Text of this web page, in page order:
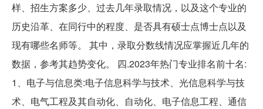
样、招生方案多少、过去几年录取情况，以及这个专业的
历史沿革、在同行中的程度、是否具有硕士点博士点以及
现有哪些名师等。 其中，录取分数线情况应掌握近几年的
数据，参考其趋势变化。 四.2023年热门专业排名前十名:
1、电子与信息类:电子信息科学与技术、光信息科学与技
术、电气工程及其自动化、自动化、电子信息工程、通信